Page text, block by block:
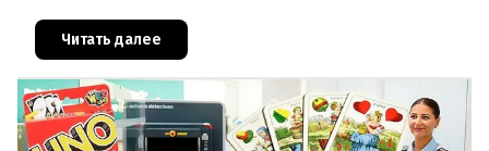
сейсмологовПо данны
Читать далее